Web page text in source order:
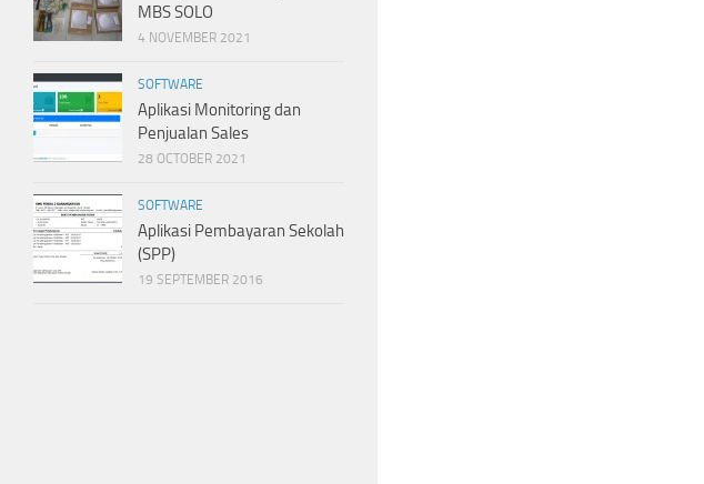
MBS SOLO
4 NOVEMBER 2021
SOFTWARE
Aplikasi Monitoring dan
Penjualan Sales
28 OCTOBER 2021
SOFTWARE
Aplikasi Pembayaran Sekolah
(SPP)
19 SEPTEMBER 2016